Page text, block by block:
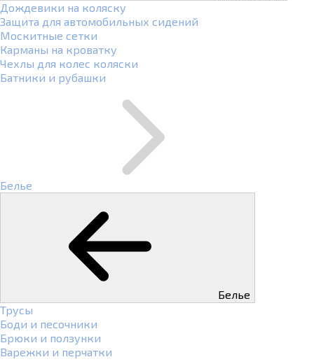
Дождевики на коляску
Защита для автомобильных сидений
Москитные сетки
Карманы на кроватку
Чехлы для колес коляски
Батники и рубашки
Белье
Белье
Трусы
Боди и песочники
Брюки и ползунки
Варежки и перчатки